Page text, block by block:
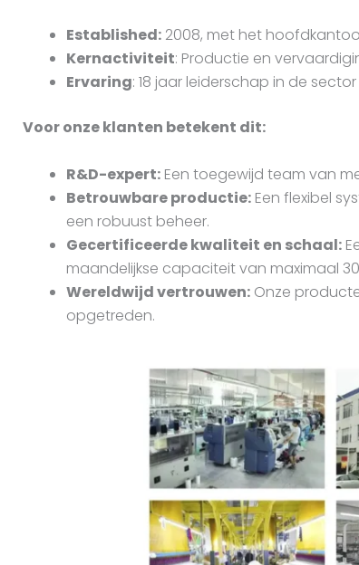
Established: 2008, met het
Kernactiviteit: Productie en
Ervaring: 18 jaar leiderschap in de sector
Voor onze klanten betekent dit:
R&D-expert: Een toegewijd team van
Betrouwbare productie: Een flexibel
een robuust beheer.
Gecertificeerde kwaliteit en schaal:
maandelijkse capaciteit van maximaal
Wereldwijd vertrouwen: Onze
opgetreden.